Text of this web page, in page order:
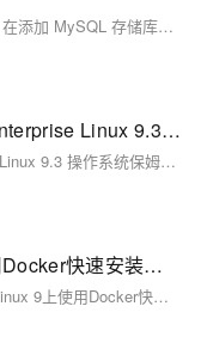
Red Hat 安装 MySQL 8.0 1、更新软件包列表 在添加 MySQL 存储库后，运行以下命令以更新软件包列表： sudo yum update 2、安装MySQL服务器和客户端 执行以下命令安装MySQL 8.0服务器和客户端软件包： sudo yum install -y mysql-server 3、启动MySQL服务 安装完成后，MySQL 服务器应该已经自动启动。如果没有启动，您可以运行以下命令手动启动服务： sudo systemctl start mysqld 启用 MySQL 服务的开机启动，可以运行以下命令： sudo systemctl enable mysqld
如何在 VM 虚拟机中安装 Red Hat Enterprise Linux 9.3 操作系统保姆级教程（附链接）
如何在 VM 虚拟机中安装 Red Hat Enterprise Linux 9.3 操作系统保姆级教程（附链接）
在Red Hat Enterprise Linux 9上使用Docker快速安装并部署
通过以上步骤，你可以在Red Hat Enterprise Linux 9上使用Docker快速安装并部署RocketMQ。这种方法不仅简化了安装过程，还提供了一个灵活的环境来管理和扩展消息队列系统。RocketMQ作为一款高性能的分布式消息系统，通过Docker可以实现快速部署和高效管理。